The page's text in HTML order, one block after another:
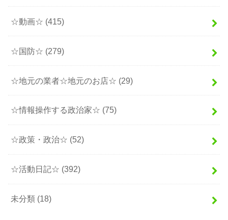
☆動画☆ (415)
☆国防☆ (279)
☆地元の業者☆地元のお店☆ (29)
☆情報操作する政治家☆ (75)
☆政策・政治☆ (52)
☆活動日記☆ (392)
未分類 (18)